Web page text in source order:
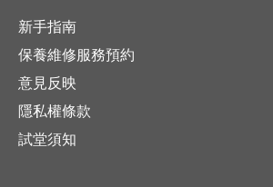
新手指南
保養維修服務預約
意見反映
隱私權條款
試堂須知